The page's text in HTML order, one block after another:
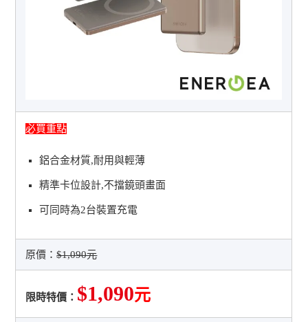
必買重點
鋁合金材質,耐用與輕薄
精準卡位設計,不擋鏡頭畫面
可同時為2台裝置充電
原價：$1,090元
限時特價： $1,090元